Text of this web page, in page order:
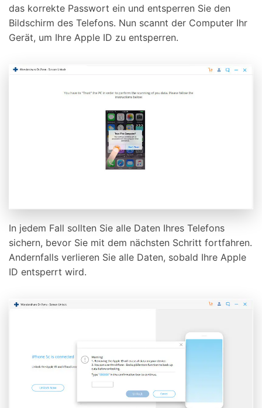
das korrekte Passwort ein und entsperren Sie den
Bildschirm des Telefons. Nun scannt der Computer Ihr
Gerät, um Ihre Apple ID zu entsperren.
In jedem Fall sollten Sie alle Daten Ihres Telefons
sichern, bevor Sie mit dem nächsten Schritt fortfahren.
Andernfalls verlieren Sie alle Daten, sobald Ihre Apple
ID entsperrt wird.